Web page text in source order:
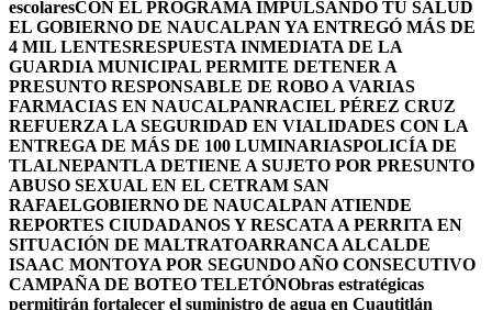
escolaresCON EL PROGRAMA IMPULSANDO TU SALUD
EL GOBIERNO DE NAUCALPAN YA ENTREGÓ MÁS DE
4 MIL LENTESRESPUESTA INMEDIATA DE LA
GUARDIA MUNICIPAL PERMITE DETENER A
PRESUNTO RESPONSABLE DE ROBO A VARIAS
FARMACIAS EN NAUCALPANRACIEL PÉREZ CRUZ
REFUERZA LA SEGURIDAD EN VIALIDADES CON LA
ENTREGA DE MÁS DE 100 LUMINARIASPOLICÍA DE
TLALNEPANTLA DETIENE A SUJETO POR PRESUNTO
ABUSO SEXUAL EN EL CETRAM SAN
RAFAELGOBIERNO DE NAUCALPAN ATIENDE
REPORTES CIUDADANOS Y RESCATA A PERRITA EN
SITUACIÓN DE MALTRATOARRANCA ALCALDE
ISAAC MONTOYA POR SEGUNDO AÑO CONSECUTIVO
CAMPAÑA DE BOTEO TELETÓNObras estratégicas
permitirán fortalecer el suministro de agua en Cuautitlán